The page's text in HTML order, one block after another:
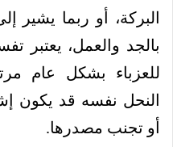
البركة، أو ربما يشير
بالجد والعمل، يعتبر
للعزباء بشكل عام
النحل نفسه قد يكون
أو تجنب مصدرها.